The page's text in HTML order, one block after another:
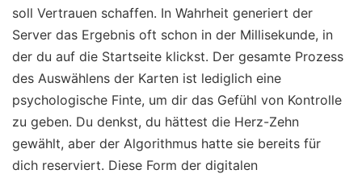
soll Vertrauen schaffen. In Wahrheit generiert der
Server das Ergebnis oft schon in der Millisekunde, in
der du auf die Startseite klickst. Der gesamte Prozess
des Auswählens der Karten ist lediglich eine
psychologische Finte, um dir das Gefühl von Kontrolle
zu geben. Du denkst, du hättest die Herz-Zehn
gewählt, aber der Algorithmus hatte sie bereits für
dich reserviert. Diese Form der digitalen